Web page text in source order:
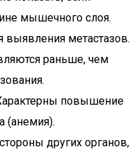
мышечного слоя.
выявления метастазов.
раньше, чем
повышение
(анемия).
других органов,